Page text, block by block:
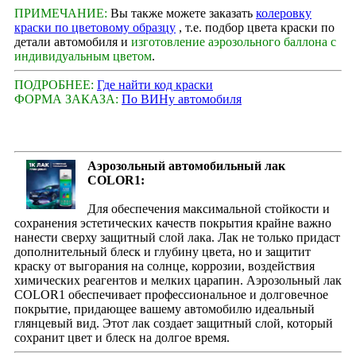
ПРИМЕЧАНИЕ: Вы также можете заказать колеровку
краски по цветовому образцу , т.е. подбор цвета краски по
детали автомобиля и изготовление аэрозольного баллона с
индивидуальным цветом.
ПОДРОБНЕЕ: Где найти код краски
ФОРМА ЗАКАЗА: По ВИНу автомобиля
Аэрозольный автомобильный лак
COLOR1:
Для обеспечения максимальной стойкости и
сохранения эстетических качеств покрытия крайне важно
нанести сверху защитный слой лака. Лак не только придаст
дополнительный блеск и глубину цвета, но и защитит
краску от выгорания на солнце, коррозии, воздействия
химических реагентов и мелких царапин. Аэрозольный лак
COLOR1 обеспечивает профессиональное и долговечное
покрытие, придающее вашему автомобилю идеальный
глянцевый вид. Этот лак создает защитный слой, который
сохранит цвет и блеск на долгое время.